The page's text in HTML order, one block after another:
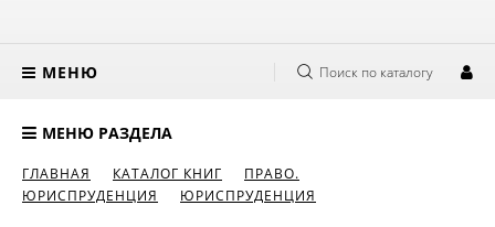
МЕНЮ Поиск по каталогу
МЕНЮ РАЗДЕЛА
ГЛАВНАЯ КАТАЛОГ КНИГ
ПРАВО.
ЮРИСПРУДЕНЦИЯ
ЮРИСПРУДЕНЦИЯ